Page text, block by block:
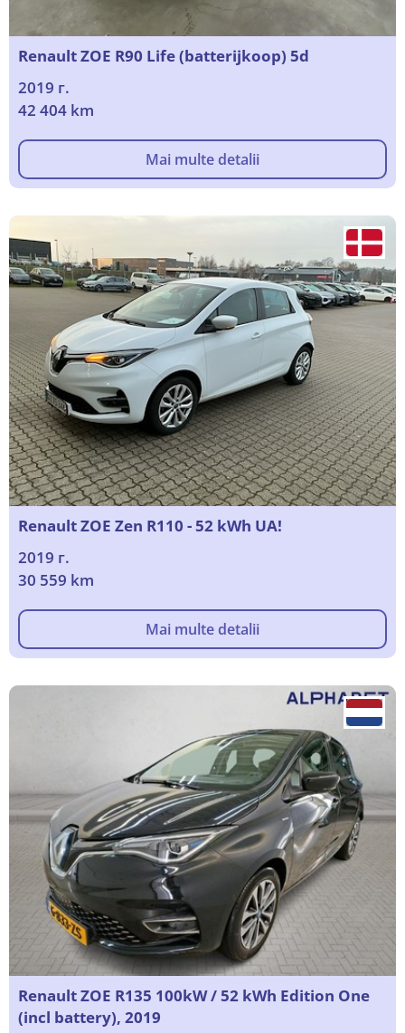
Renault ZOE R90 Life (batterijkoop) 5d
2019 г.
42 404 km
Mai multe detalii
Renault ZOE Zen R110 - 52 kWh UA!
2019 г.
30 559 km
Mai multe detalii
Renault ZOE R135 100kW / 52 kWh Edition One
(incl battery), 2019